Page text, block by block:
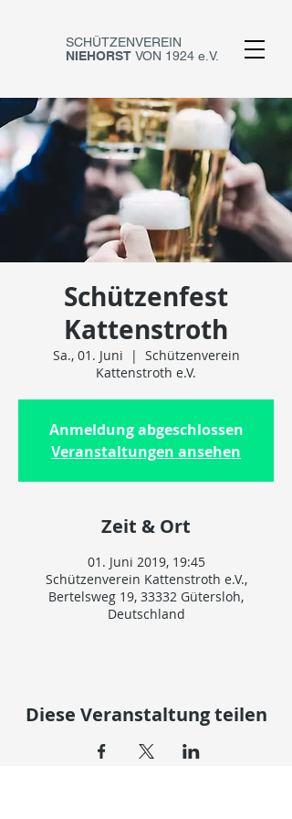
SCHÜTZENVEREIN
NIEHORST VON 1924 e.V.
Schützenfest
Kattenstroth
Sa., 01. Juni
  |
Schützenverein
Kattenstroth e.V.
Anmeldung abgeschlossen
Veranstaltungen ansehen
Zeit & Ort
01. Juni 2019, 19:45
Schützenverein Kattenstroth e.V.,
Bertelsweg 19, 33332 Gütersloh,
Deutschland
Diese Veranstaltung teilen